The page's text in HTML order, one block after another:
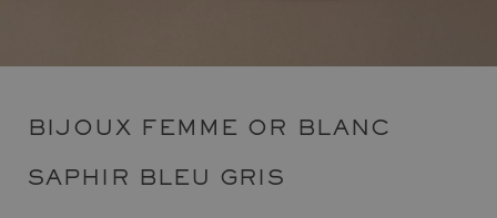
BIJOUX FEMME OR BLANC
SAPHIR BLEU GRIS